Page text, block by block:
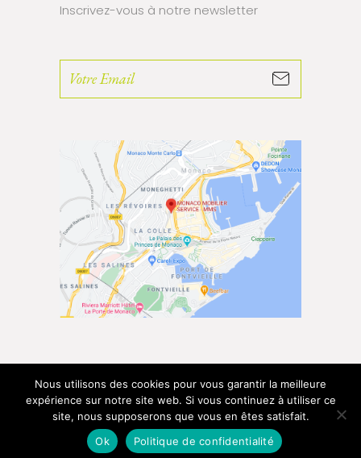
Inscrivez-vous à notre newsletter
MMS © – Tous droits réservés –
Made with ♡ in Monaco by
Nous utilisons des cookies pour vous garantir la meilleure
expérience sur notre site web. Si vous continuez à utiliser ce
site, nous supposerons que vous en êtes satisfait.
Ok
Politique de confidentialité